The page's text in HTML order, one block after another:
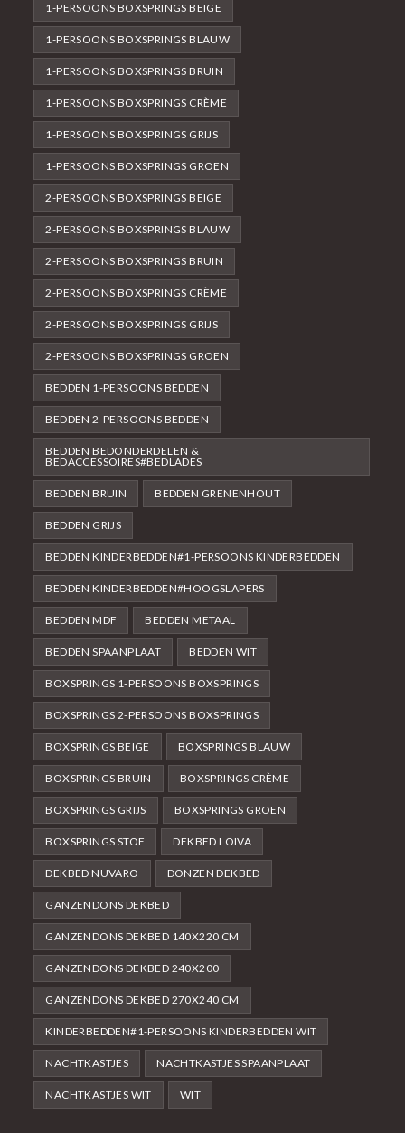
1-PERSOONS BOXSPRINGS BEIGE
1-PERSOONS BOXSPRINGS BLAUW
1-PERSOONS BOXSPRINGS BRUIN
1-PERSOONS BOXSPRINGS CRÈME
1-PERSOONS BOXSPRINGS GRIJS
1-PERSOONS BOXSPRINGS GROEN
2-PERSOONS BOXSPRINGS BEIGE
2-PERSOONS BOXSPRINGS BLAUW
2-PERSOONS BOXSPRINGS BRUIN
2-PERSOONS BOXSPRINGS CRÈME
2-PERSOONS BOXSPRINGS GRIJS
2-PERSOONS BOXSPRINGS GROEN
BEDDEN 1-PERSOONS BEDDEN
BEDDEN 2-PERSOONS BEDDEN
BEDDEN BEDONDERDELEN &
BEDACCESSOIRES#BEDLADES
BEDDEN BRUIN BEDDEN GRENENHOUT
BEDDEN GRIJS
BEDDEN KINDERBEDDEN#1-PERSOONS KINDERBEDDEN
BEDDEN KINDERBEDDEN#HOOGSLAPERS
BEDDEN MDF BEDDEN METAAL
BEDDEN SPAANPLAAT BEDDEN WIT
BOXSPRINGS 1-PERSOONS BOXSPRINGS
BOXSPRINGS 2-PERSOONS BOXSPRINGS
BOXSPRINGS BEIGE BOXSPRINGS BLAUW
BOXSPRINGS BRUIN BOXSPRINGS CRÈME
BOXSPRINGS GRIJS BOXSPRINGS GROEN
BOXSPRINGS STOF DEKBED LOIVA
DEKBED NUVARO DONZEN DEKBED
GANZENDONS DEKBED
GANZENDONS DEKBED 140X220 CM
GANZENDONS DEKBED 240X200
GANZENDONS DEKBED 270X240 CM
KINDERBEDDEN#1-PERSOONS KINDERBEDDEN WIT
NACHTKASTJES NACHTKASTJES SPAANPLAAT
NACHTKASTJES WIT WIT